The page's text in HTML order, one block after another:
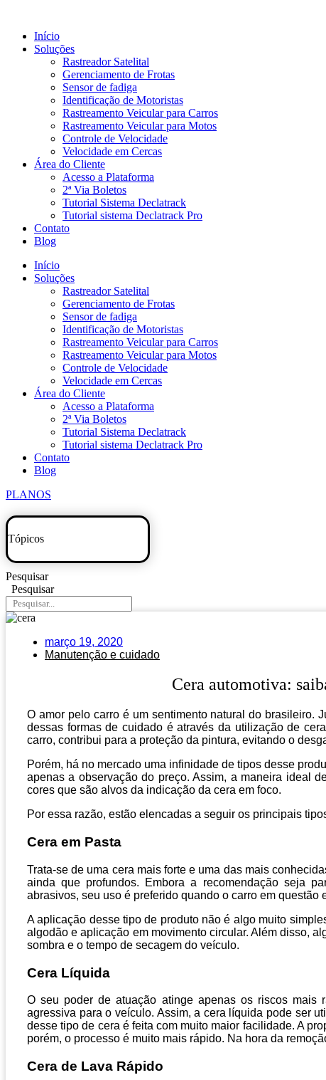
conteúdo
Início
Soluções
Rastreador Satelital
Gerenciamento de Frotas
Sensor de fadiga
Identificação de Motoristas
Rastreamento Veicular para Carros
Rastreamento Veicular para Motos
Controle de Velocidade
Velocidade em Cercas
Área do Cliente
Acesso a Plataforma
2ª Via Boletos
Tutorial Sistema Declatrack
Tutorial sistema Declatrack Pro
Contato
Blog
Início
Soluções
Rastreador Satelital
Gerenciamento de Frotas
Sensor de fadiga
Identificação de Motoristas
Rastreamento Veicular para Carros
Rastreamento Veicular para Motos
Controle de Velocidade
Velocidade em Cercas
Área do Cliente
Acesso a Plataforma
2ª Via Boletos
Tutorial Sistema Declatrack
Tutorial sistema Declatrack Pro
Contato
Blog
PLANOS
Tópicos
Pesquisar
Pesquisar
março 19, 2020
Manutenção e cuidado
Cera automotiva:
O amor pelo carro é um sentimento natural do brasileiro.
dessas formas de cuidado é através da utilização de
carro, contribui para a proteção da pintura, evitando o
Porém, há no mercado uma infinidade de tipos desse
apenas a observação do preço. Assim, a maneira ideal
cores que são alvos da indicação da cera em foco.
Por essa razão, estão elencadas a seguir os principais
Cera em Pasta
Trata-se de uma cera mais forte e uma das mais
ainda que profundos. Embora a recomendação seja
abrasivos, seu uso é preferido quando o carro em
A aplicação desse tipo de produto não é algo muito
algodão e aplicação em movimento circular. Além disso,
sombra e o tempo de secagem do veículo.
Cera Líquida
O seu poder de atuação atinge apenas os riscos mais
agressiva para o veículo. Assim, a cera líquida pode ser
desse tipo de cera é feita com muito maior facilidade. A
porém, o processo é muito mais rápido. Na hora da
Cera de Lava Rápido